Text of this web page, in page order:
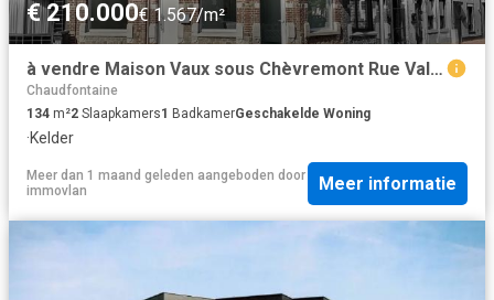
€ 210.000€ 1.567/m²
à vendre Maison Vaux sous Chèvremont Rue Vallée
Chaudfontaine
134 m²2 Slaapkamers1 BadkamerGeschakelde Woning
·Kelder
Meer dan 1 maand geleden aangeboden door
immovlan
Meer informatie